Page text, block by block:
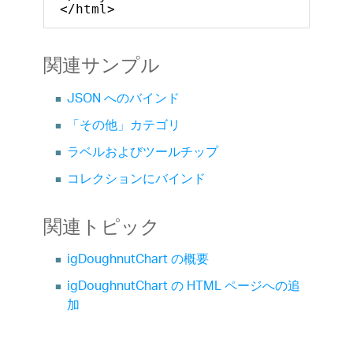
</html>
関連サンプル
JSON へのバインド
「その他」カテゴリ
ラベルおよびツールチップ
コレクションにバインド
関連トピック
igDoughnutChart の概要
igDoughnutChart の HTML ページへの追
加